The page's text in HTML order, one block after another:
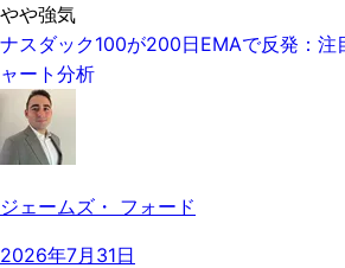
やや強気
ナスダック100が200日EMAで反発：注
ャート分析
ジェームズ・ フォード
2026年7月31日